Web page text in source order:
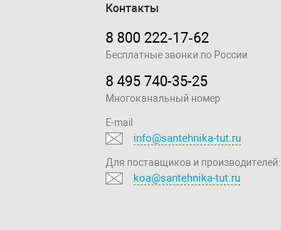
Контакты
8 800 222‑17‑62
Бесплатные звонки по России
8 495 740-35-25
Многоканальный номер
E-mail
info@santehnika-tut.ru
Для поставщиков и производителей:
koa@santehnika-tut.ru